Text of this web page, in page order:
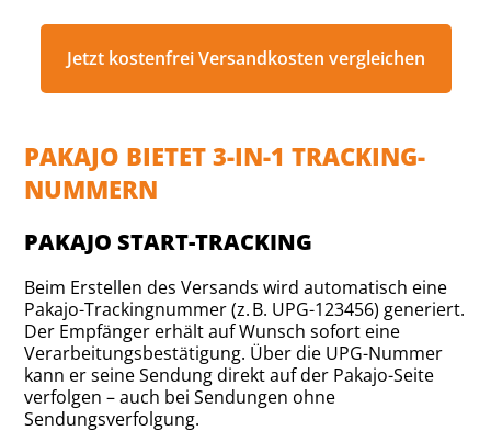
Jetzt kostenfrei Versandkosten vergleichen
PAKAJO BIETET 3-IN-1 TRACKING-
NUMMERN
PAKAJO START-TRACKING
Beim Erstellen des Versands wird automatisch eine
Pakajo-Trackingnummer (z. B. UPG-123456) generiert.
Der Empfänger erhält auf Wunsch sofort eine
Verarbeitungsbestätigung. Über die UPG-Nummer
kann er seine Sendung direkt auf der Pakajo-Seite
verfolgen – auch bei Sendungen ohne
Sendungsverfolgung.